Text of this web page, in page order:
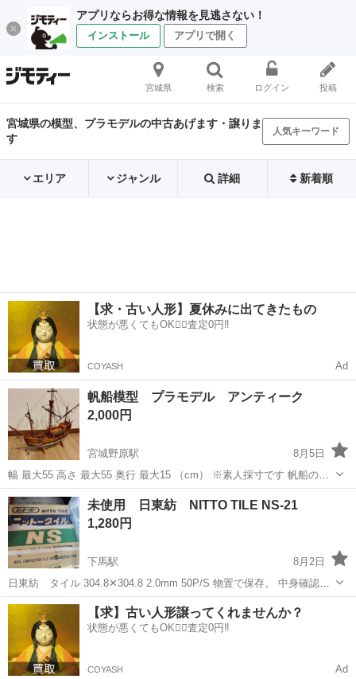
アプリならお得な情報を見逃さない！
インストール アプリで開く
宮城県 検索 ログイン 投稿
宮城県の模型、プラモデルの中古あげます・譲りま
す
人気キーワード
エリア ジャンル 詳細 新着順
【求・古い人形】夏休みに出てきたもの
状態が悪くてもOK🙆‍♀️査定0円‼️
COYASH Ad
帆船模型 プラモデル アンティーク
2,000円
宮城野原駅
8月5日
幅 最大55 高さ 最大55 奥行 最大15 （cm） ※素人採寸です 帆船の模
型になります。 あくまで不要品になりますので、ご理解の上ご購入く
ださい。 宮城野区内の自宅まで引き取りに来れる方、ドタキャ...
宮城 仙台市 宮城野原駅
未使用 日東紡 NITTO TILE NS-21
1,280円
下馬駅
8月2日
日東紡 タイル 304.8✕304.8 2.0mm 50P/S 物置で保存。 中身確認の
ため、開封済 未使用です。 神経質な方はご遠慮くださいませ。
宮城 塩竈市 下馬駅 模型、プラモデル
【求】古い人形譲ってくれませんか？
状態が悪くてもOK🙆‍♀️査定0円‼️
COYASH Ad